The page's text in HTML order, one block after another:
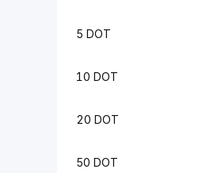
5 DOT
10 DOT
20 DOT
50 DOT